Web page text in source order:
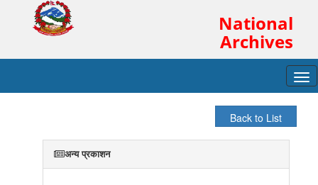
National
Archives
अन्य प्रकाशन